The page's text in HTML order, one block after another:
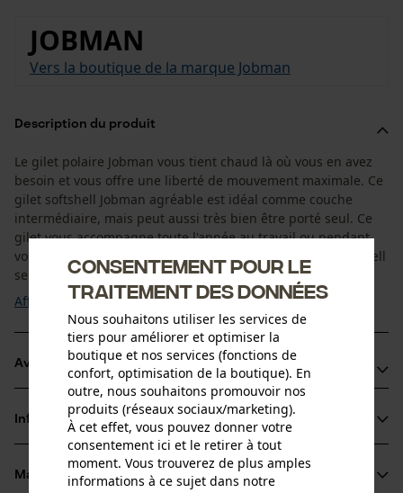
JOBMAN
Vers la boutique de la marque Jobman
Description du produit
Le gilet polaire Jobman vous tient chaud là où vous en avez
besoin et vous offre une liberté de mouvement maximale. Ce
gilet softshell Jobman agréable est idéal comme couche
intermédiaire, mais peut aussi très bien être porté seul. Ce
gilet vous accompagne toute l'année au travail ou pendant
vos loisirs en tant que vêtement de plein air. Le gilet Softshell
se combine parfaitement ...
Afficher plus
Avantages du produit
Poches avant spacieuses avec glissière
Bandes élastisques aux manches et au bas du gilet
Glissière YKK devant : encore plus de qualité !
Informations sur le produit
Détails du produit
Matériau & entretien
Consentement pour le
traitement des données
Nous souhaitons utiliser les services de
tiers pour améliorer et optimiser la
boutique et nos services (fonctions de
confort, optimisation de la boutique). En
outre, nous souhaitons promouvoir nos
produits (réseaux sociaux/marketing).
À cet effet, vous pouvez donner votre
consentement ici et le retirer à tout
moment. Vous trouverez de plus amples
informations à ce sujet dans notre